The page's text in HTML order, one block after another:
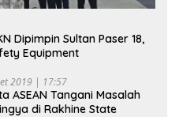
Dipimpin Sultan Paser 18,
Equipment
2019 | 17:57
ASEAN Tangani Masalah
di Rakhine State